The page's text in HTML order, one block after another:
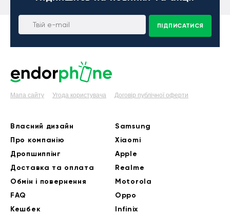
ПІДПИСАТИСЯ
Мапа сайту Угода користувача Договір публічної оферти
Власний дизайн
Про компанію
Дропшиппінг
Доставка та оплата
Обмін і повернення
FAQ
Кешбек
Samsung
Xiaomi
Apple
Realme
Motorola
Oppo
Infinix